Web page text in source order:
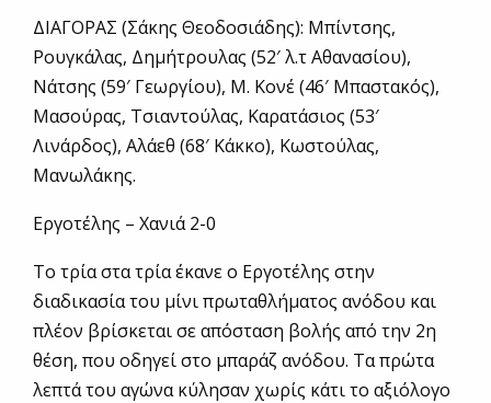
ΔΙΑΓΟΡΑΣ (Σάκης Θεοδοσιάδης): Μπίντσης,
Ρουγκάλας, Δημήτρουλας (52′ λ.τ Αθανασίου),
Νάτσης (59′ Γεωργίου), Μ. Κονέ (46′ Μπαστακός),
Μασούρας, Τσιαντούλας, Καρατάσιος (53′
Λινάρδος), Αλάεθ (68′ Κάκκο), Κωστούλας,
Μανωλάκης.
Εργοτέλης – Χανιά 2-0
Το τρία στα τρία έκανε ο Εργοτέλης στην
διαδικασία του μίνι πρωταθλήματος ανόδου και
πλέον βρίσκεται σε απόσταση βολής από την 2η
θέση, που οδηγεί στο μπαράζ ανόδου. Τα πρώτα
λεπτά του αγώνα κύλησαν χωρίς κάτι το αξιόλογο